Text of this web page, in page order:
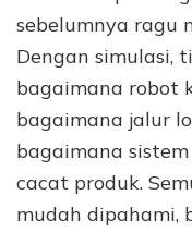
sebelumnya ragu
Dengan simulasi,
bagaimana robot
bagaimana jalur
bagaimana
cacat produk.
mudah dipahami,